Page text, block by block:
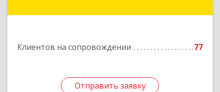
Клиентов на сопровождении 77
Отправить заявку
Отправить заявку